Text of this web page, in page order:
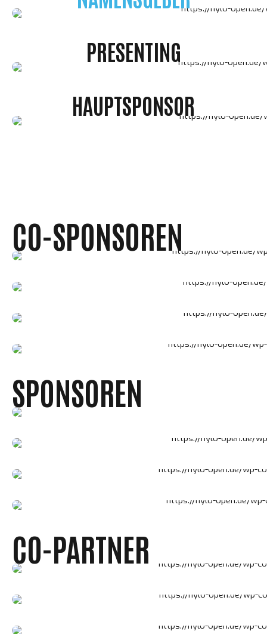
PRESENTING
HAUPTSPONSOR
CO-SPONSOREN
SPONSOREN
CO-PARTNER